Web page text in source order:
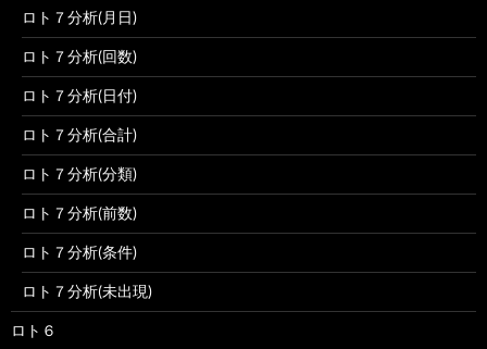
ロト７分析(月日)
ロト７分析(回数)
ロト７分析(日付)
ロト７分析(合計)
ロト７分析(分類)
ロト７分析(前数)
ロト７分析(条件)
ロト７分析(未出現)
ロト６